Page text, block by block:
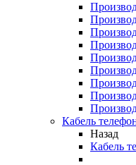
Кабель
Назад
Кабель